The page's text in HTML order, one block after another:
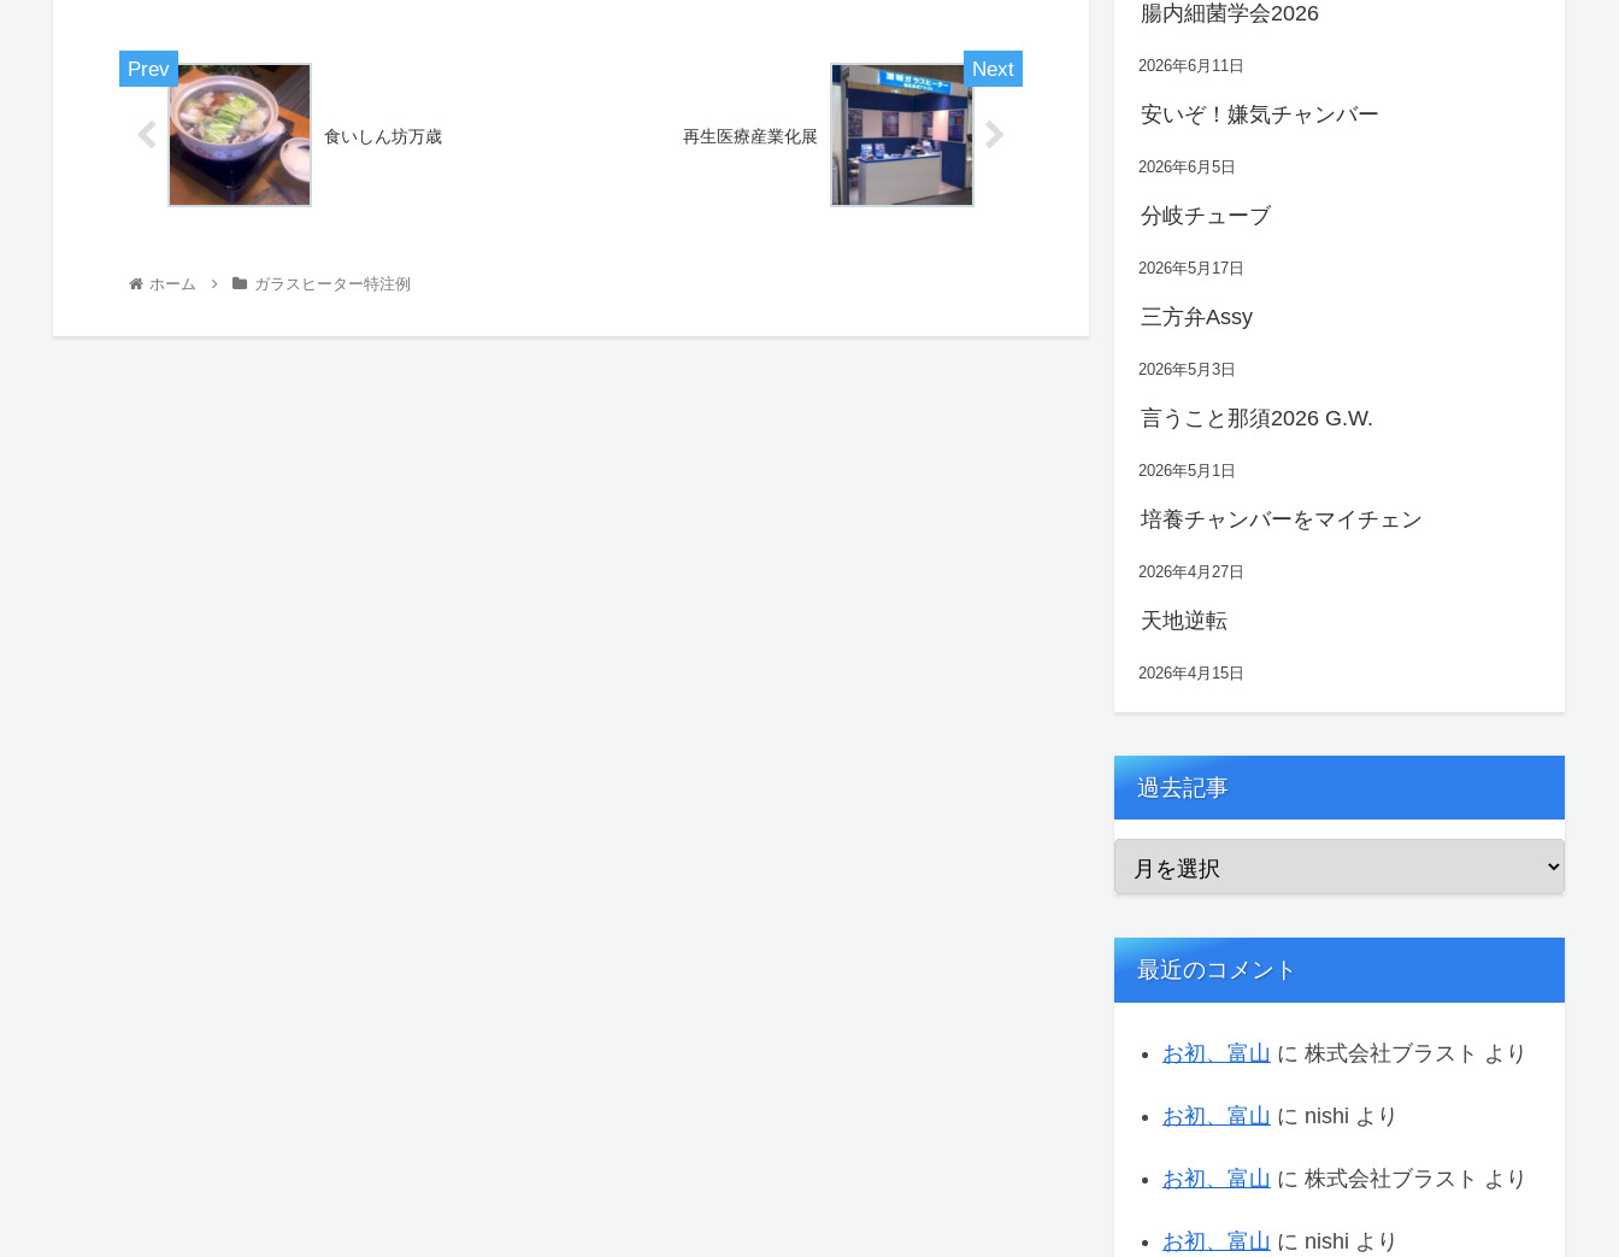
食いしん坊万歳 再生医療産業化展
ホーム ガラスヒーター特注例
腸内細菌学会2026
2026年6月11日
安いぞ！嫌気チャンバー
2026年6月5日
分岐チューブ
2026年5月17日
三方弁Assy
2026年5月3日
言うこと那須2026 G.W.
2026年5月1日
培養チャンバーをマイチェン
2026年4月27日
天地逆転
2026年4月15日
過去記事
最近のコメント
お初、富山 に 株式会社ブラスト より
お初、富山 に nishi より
お初、富山 に 株式会社ブラスト より
お初、富山 に nishi より